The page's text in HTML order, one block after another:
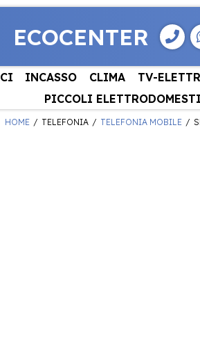
ECOCENTER
INCASSO CLIMA TV-
PICCOLI
HOME TELEFONIA TELEFONIA MOBILE